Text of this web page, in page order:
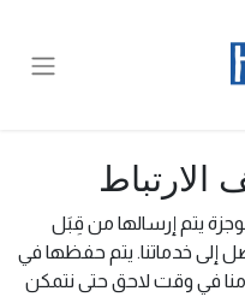
يتم إرسالها من قِبَل
إلى خدماتنا. يتم حفظها في
في وقت لاحق حتى نتمكن